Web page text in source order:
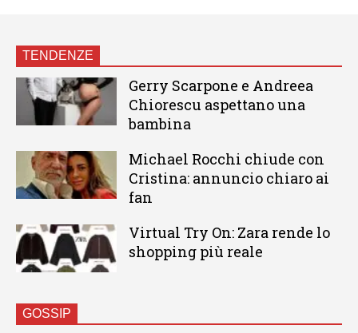
TENDENZE
Gerry Scarpone e Andreea
Chiorescu aspettano una
bambina
Michael Rocchi chiude con
Cristina: annuncio chiaro ai
fan
Virtual Try On: Zara rende lo
shopping più reale
GOSSIP